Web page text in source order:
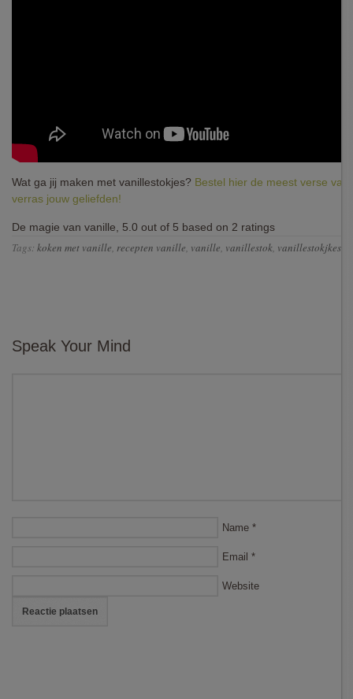
Wat ga jij maken met vanillestokjes? Bestel hier de meest verse
verras jouw geliefden!
De magie van vanille 5.0 out of 5 based on 2 ratings
Tags: koken met vanille, recepten vanille, vanille, vanillestok, vanillestokjkes
Speak Your Mind
Name *
Email *
Website